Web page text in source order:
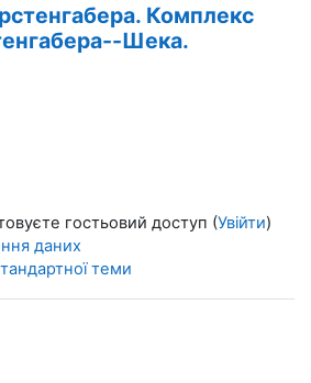
Комплекс
Шека.
гостьовий доступ (Увійти)
даних
теми